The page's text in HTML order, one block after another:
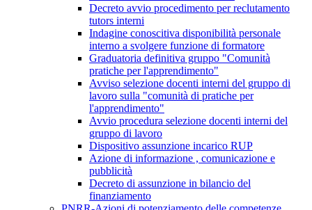
Decreto avvio procedimento per reclutamento
tutors interni
Indagine conoscitiva disponibilità personale
interno a svolgere funzione di formatore
Graduatoria definitiva gruppo "Comunità
pratiche per l'apprendimento"
Avviso selezione docenti interni del gruppo di
lavoro sulla "comunità di pratiche per
l'apprendimento"
Avvio procedura selezione docenti interni del
gruppo di lavoro
Dispositivo assunzione incarico RUP
Azione di informazione , comunicazione e
pubblicità
Decreto di assunzione in bilancio del
finanziamento